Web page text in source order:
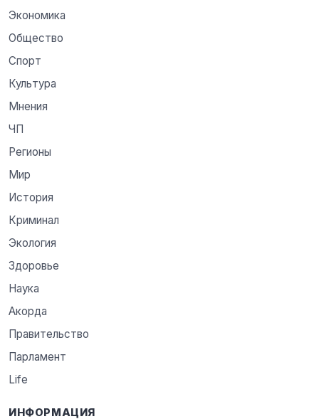
Экономика
Общество
Спорт
Культура
Мнения
ЧП
Регионы
Мир
История
Криминал
Экология
Здоровье
Наука
Акорда
Правительство
Парламент
Life
ИНФОРМАЦИЯ